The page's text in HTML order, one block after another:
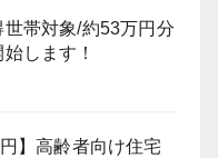
世帯対象/約53万円分
します！
】高齢者向け住宅